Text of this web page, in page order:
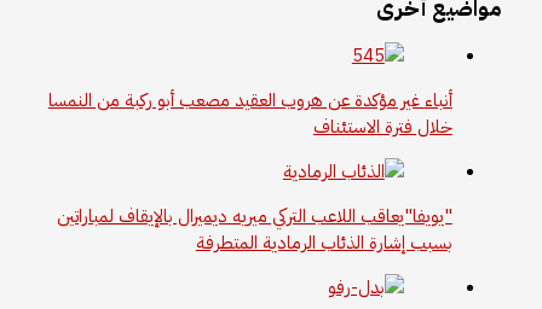
مواضيع أخرى
أنباء غير مؤكدة عن هروب العقيد مصعب أبو ركبة من النمسا
خلال فترة الاستئناف
"يويفا"يعاقب اللاعب التركي ميريه ديميرال بالإيقاف لمباراتين
بسبب إشارة الذئاب الرمادية المتطرفة